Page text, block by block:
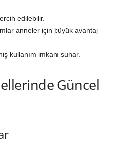
edilebilir.
anneler için büyük avantaj
kullanım imkanı sunar.
Güncel